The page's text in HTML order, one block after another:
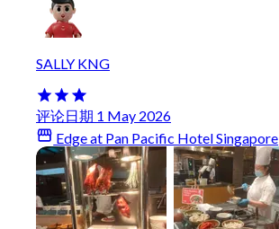
SALLY KNG
评论日期 1 May 2026
Edge at Pan Pacific Hotel Singapore